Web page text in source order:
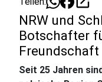
NRW und
Botschafter
Freundschaft
Seit 25 Jahren